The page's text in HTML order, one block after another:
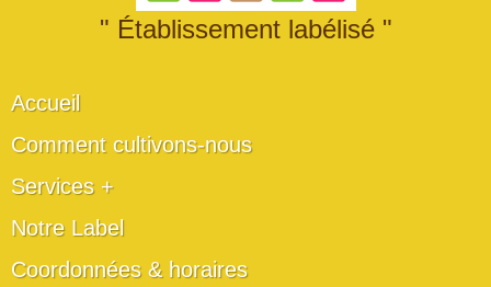
" Établissement labélisé "
Accueil
Comment cultivons-nous
Services +
Notre Label
Coordonnées & horaires